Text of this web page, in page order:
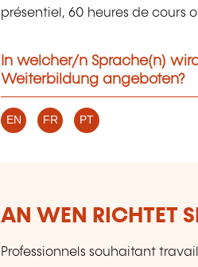
présentiel, 60 heures de cours
In welcher/n Sprache(n)
Weiterbildung angeboten?
EN FR PT
AN WEN RICHTET
Professionnels souhaitant